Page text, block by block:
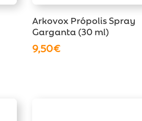
Arkovox Própolis Spray
Garganta (30 ml)
9,50€